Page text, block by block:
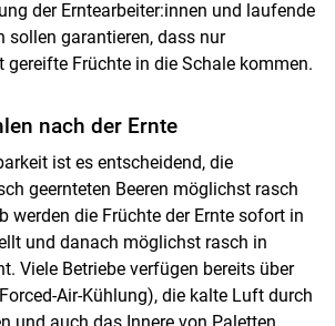
der Erntearbeiter:innen und laufende
sollen garantieren, dass nur
gereifte Früchte in die Schale kommen.
nach der Ernte
ist es entscheidend, die
geernteten Beeren möglichst rasch
werden die Früchte der Ernte sofort in
und danach möglichst rasch in
Viele Betriebe verfügen bereits über
Air-Kühlung), die kalte Luft durch
und auch das Innere von Paletten